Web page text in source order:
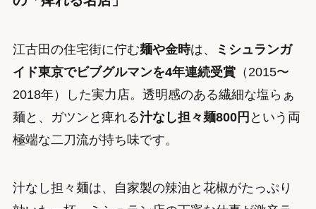
江古田の住宅街に佇む麺や金時は、
ミシュランガ
イド東京でビブグルマンを4年連続受賞（2015〜
2018年）した実力店。透明感のある繊細な塩らぁ
麺と、ガツンと痺れる汁なし担々麺800円 という両
極端な二刀流が持ち味です。
汁なし担々麺は、自家製の辣油と花椒がたっぷり